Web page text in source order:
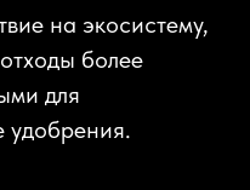
на экосистему,
более
для
удобрения.